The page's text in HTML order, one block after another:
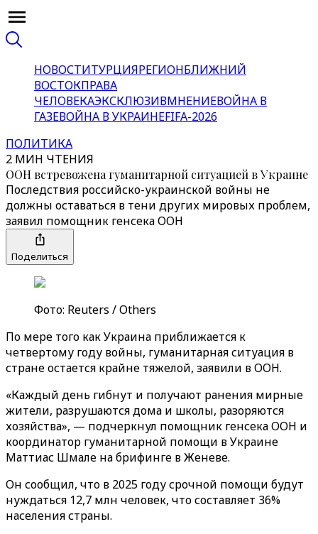
НОВОСТИТУРЦИЯРЕГИОНБЛИЖНИЙ
ВОСТОКПРАВА
ЧЕЛОВЕКАЭКСКЛЮЗИВМНЕНИЕВОЙНА В
ГАЗЕВОЙНА В УКРАИНЕFIFA-2026
ПОЛИТИКА
2 МИН ЧТЕНИЯ
ООН встревожена гуманитарной ситуацией в Украине
Последствия российско-украинской войны не
должны оставаться в тени других мировых проблем,
заявил помощник генсека ООН
Поделиться
Фотo: Reuters / Others
По мере того как Украина приближается к
четвертому году войны, гуманитарная ситуация в
стране остается крайне тяжелой, заявили в ООН.
«Каждый день гибнут и получают ранения мирные
жители, разрушаются дома и школы, разоряются
хозяйства», — подчеркнул помощник генсека ООН и
координатор гуманитарной помощи в Украине
Маттиас Шмале на брифинге в Женеве.
Он сообщил, что в 2025 году срочной помощи будут
нуждаться 12,7 млн человек, что составляет 36%
населения страны.